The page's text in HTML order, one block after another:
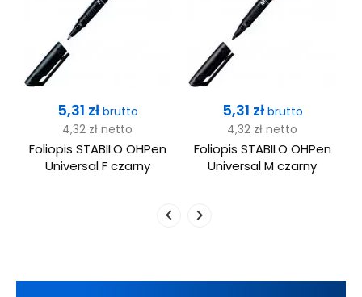
Cena
5,31 zł brutto
4,32 zł netto
Foliopis STABILO OHPen
Universal F czarny
Cena
5,31 zł brutto
4,32 zł netto
Foliopis STABILO OHPen
Universal M czarny